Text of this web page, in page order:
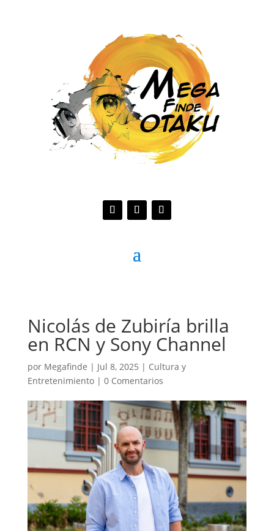
Nicolás de Zubiría brilla
en RCN y Sony Channel
por Megafinde | Jul 8, 2025 | Cultura y
Entretenimiento| 0 Comentarios